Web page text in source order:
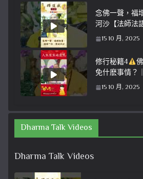
念佛一聲，福
河沙【法師法
15 10 月, 2025
修行秘籍4
免什麽事情？
15 10 月, 2025
Dharma Talk Videos
Dharma Talk Videos